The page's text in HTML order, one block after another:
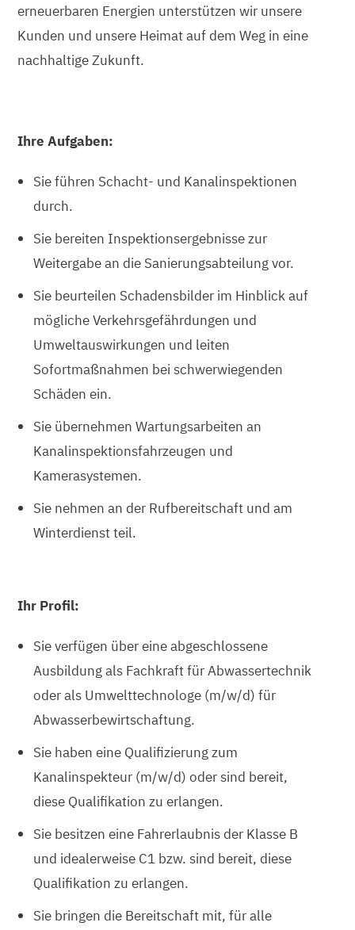
erneuerbaren Energien unterstützen wir unsere
Kunden und unsere Heimat auf dem Weg in eine
nachhaltige Zukunft.
Ihre Aufgaben:
Sie führen Schacht- und Kanalinspektionen
durch.
Sie bereiten Inspektionsergebnisse zur
Weitergabe an die Sanierungsabteilung vor.
Sie beurteilen Schadensbilder im Hinblick auf
mögliche Verkehrsgefährdungen und
Umweltauswirkungen und leiten
Sofortmaßnahmen bei schwerwiegenden
Schäden ein.
Sie übernehmen Wartungsarbeiten an
Kanalinspektionsfahrzeugen und
Kamerasystemen.
Sie nehmen an der Rufbereitschaft und am
Winterdienst teil.
Ihr Profil:
Sie verfügen über eine abgeschlossene
Ausbildung als Fachkraft für Abwassertechnik
oder als Umwelttechnologe (m/w/d) für
Abwasserbewirtschaftung.
Sie haben eine Qualifizierung zum
Kanalinspekteur (m/w/d) oder sind bereit,
diese Qualifikation zu erlangen.
Sie besitzen eine Fahrerlaubnis der Klasse B
und idealerweise C1 bzw. sind bereit, diese
Qualifikation zu erlangen.
Sie bringen die Bereitschaft mit, für alle